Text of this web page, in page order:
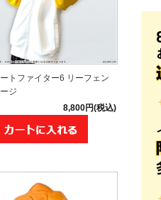
トファイター6 リーフェン
ジ
8,800円(税込)